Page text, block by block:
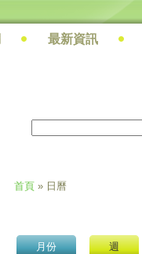
搜尋
最新資訊
首頁 » 日曆
月份(作用中頁籤)週